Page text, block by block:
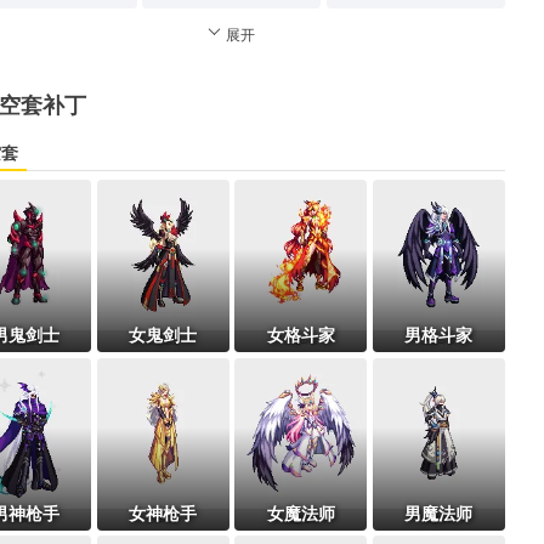
展开
套补丁
鬼剑士 女鬼剑士 女格斗家 男格斗家
神枪手 女神枪手 女魔法师 男魔法师